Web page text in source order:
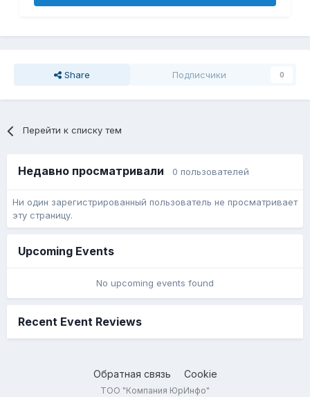
Share Подписчики 0
Перейти к списку тем
Недавно просматривали 0 пользователей
Ни один зарегистрированный пользователь не просматривает
эту страницу.
Upcoming Events
No upcoming events found
Recent Event Reviews
Обратная связь Cookie
ТОО "Компания ЮрИнфо"